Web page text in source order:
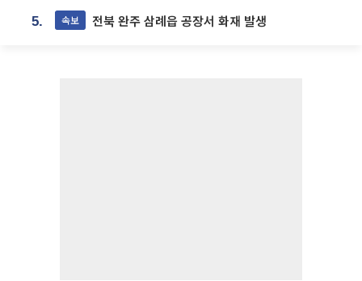
5. 속보 전북 완주 삼례읍 공장서 화재 발생